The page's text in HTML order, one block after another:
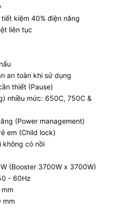
tiết kiệm 40% điện năng
liên tục
an toàn khi sử dụng
thiết (Pause)
nhiều mức: 650C, 750C &
(Power management)
em (Child lock)
không có nồi
(Booster 3700W x 3700W)
- 60Hz
mm